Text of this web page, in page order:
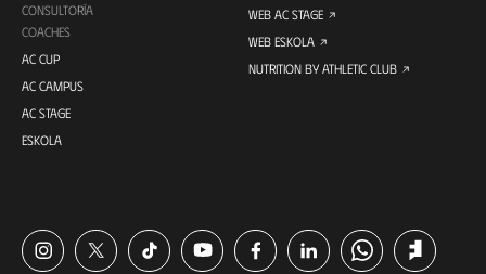
CONSULTORÍA
COACHES
AC CUP
AC CAMPUS
AC STAGE
ESKOLA
WEB AC STAGE
WEB ESKOLA
NUTRITION BY ATHLETIC CLUB